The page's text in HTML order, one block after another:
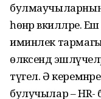
һөнәр вәкилләре.
иминлек тармагы
өлкәсендә
түгел. Ә
булучылар – HR-